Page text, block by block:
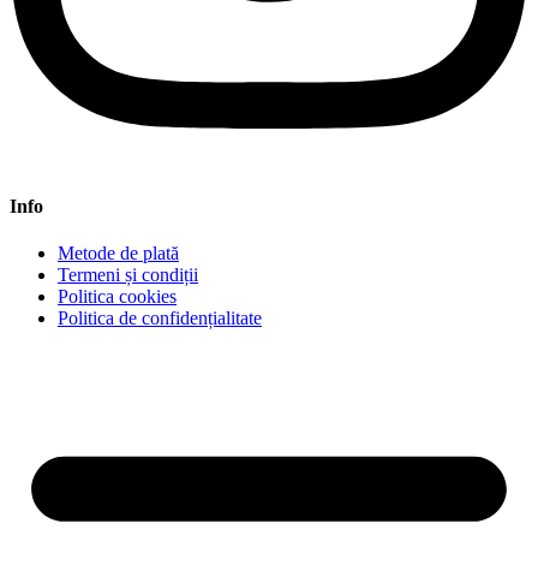
Info
Metode de plată
Termeni și condiții
Politica cookies
Politica de confidențialitate